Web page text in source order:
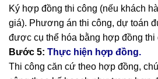
Ký hợp đồng thi công (nếu khách
giá). Phương án thi công, dự toán
được cụ thể hóa bằng hợp đồng thi
Bước 5: Thực hiện hợp đồng.
Thi công căn cứ theo hợp đồng,